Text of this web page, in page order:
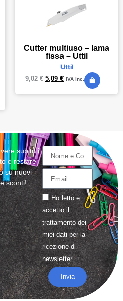
Cutter multiuso – lama
fissa – Uttil
Uttil
9,02€ 5,09 € IVA inc.
subito il
e restare
su nuovi
sconti!
Ho letto e
accetto il
trattamentodei
miei dati per la
ricezione di
newsletter
Invia